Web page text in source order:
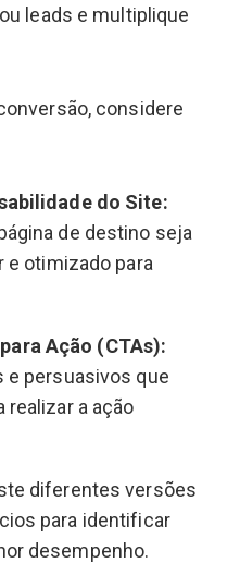
leads e multiplique
considere
do Site:
de destino seja
e otimizado para
Ação (CTAs):
e persuasivos que
a ação
diferentes versões
para identificar
desempenho.